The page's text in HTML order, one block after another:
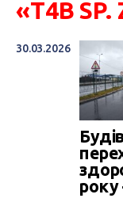
«T4B SP.
30.03.2026
року